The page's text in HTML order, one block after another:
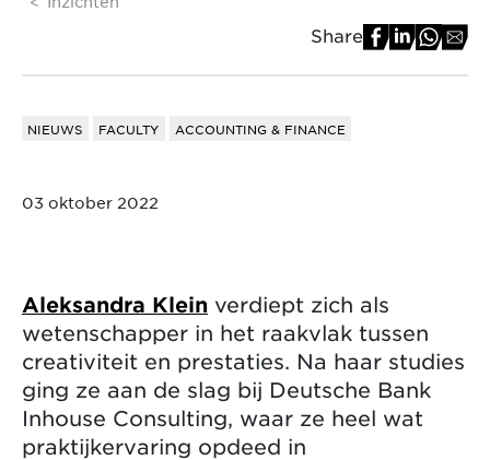
Share
NIEUWS FACULTY ACCOUNTING & FINANCE
03 oktober 2022
Aleksandra Klein verdiept zich als
wetenschapper in het raakvlak tussen
creativiteit en prestaties. Na haar studies
ging ze aan de slag bij Deutsche Bank
Inhouse Consulting, waar ze heel wat
praktijkervaring opdeed in